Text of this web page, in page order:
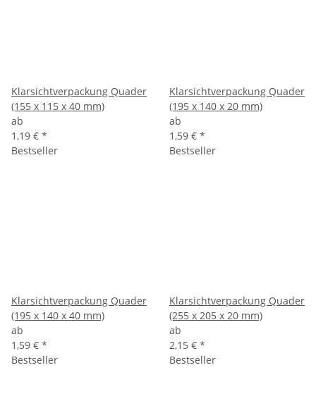
Klarsichtverpackung Quader
(155 x 115 x 40 mm)
ab
1,19 € *
Klarsichtverpackung Quader
(195 x 140 x 20 mm)
ab
1,59 € *
Bestseller
Klarsichtverpackung Quader
(195 x 140 x 40 mm)
ab
1,59 € *
Bestseller
Klarsichtverpackung Quader
(255 x 205 x 20 mm)
ab
2,15 € *
Bestseller
Bestseller